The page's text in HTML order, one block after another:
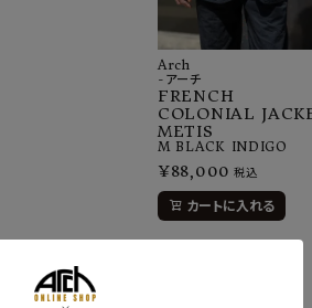
Arch
-アーチ
FRENCH
COLONIAL
METIS
M BLACK INDIGO
¥88,000 税込
カートに入れる